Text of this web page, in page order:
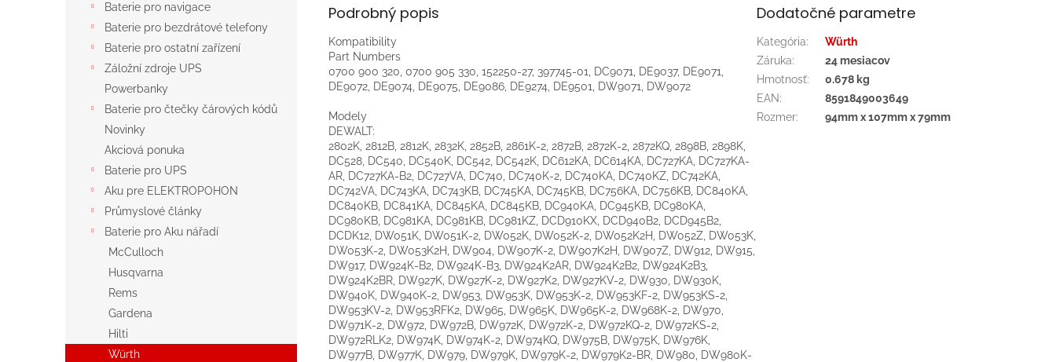
Baterie pro navigace
Baterie pro bezdrátové telefony
Baterie pro ostatní zařízení
Záložní zdroje UPS
Powerbanky
Baterie pro čtečky čárových kódů
Novinky
Akciová ponuka
Baterie pro UPS
Aku pre ELEKTROPOHON
Průmyslové články
Baterie pro Aku nářadí
McCulloch
Husqvarna
Rems
Gardena
Hilti
Würth
Podrobný popis
Kompatibility
Part Numbers
0700 900 320, 0700 905 330, 152250-27, 397745-01, DC9071, DE9037, DE9071,
DE9072, DE9074, DE9075, DE9086, DE9274, DE9501, DW9071, DW9072
Modely
DEWALT:
2802K, 2812B, 2812K, 2832K, 2852B, 2861K-2, 2872B, 2872K-2, 2872KQ, 2898B, 2898K,
DC528, DC540, DC540K, DC542, DC542K, DC612KA, DC614KA, DC727KA, DC727KA-
AR, DC727KA-B2, DC727VA, DC740, DC740K-2, DC740KA, DC740KZ, DC742KA,
DC742VA, DC743KA, DC743KB, DC745KA, DC745KB, DC756KA, DC756KB, DC840KA,
DC840KB, DC841KA, DC845KA, DC845KB, DC940KA, DC945KB, DC980KA,
DC980KB, DC981KA, DC981KB, DC981KZ, DCD910KX, DCD940B2, DCD945B2,
DCDK12, DW051K, DW051K-2, DW052K, DW052K-2, DW052K2H, DW052Z, DW053K,
DW053K-2, DW053K2H, DW904, DW907K-2, DW907K2H, DW907Z, DW912, DW915,
DW917, DW924K-B2, DW924K-B3, DW924K2AR, DW924K2B2, DW924K2B3,
DW924K2BR, DW927K, DW927K-2, DW927K2, DW927KV-2, DW930, DW930K,
DW940K, DW940K-2, DW953, DW953K, DW953K-2, DW953KF-2, DW953KS-2,
DW953KV-2, DW953RFK2, DW965, DW965K, DW965K-2, DW968K-2, DW970,
DW971K-2, DW972, DW972B, DW972K, DW972K-2, DW972KQ-2, DW972KS-2,
DW972RLK2, DW974K, DW974K-2, DW974KQ, DW975B, DW975K, DW976K,
DW977B, DW977K, DW979, DW979K, DW979K-2, DW979K2-BR, DW980, DW980K-
Dodatočné parametre
Kategória:
Würth
Záruka:
24 mesiacov
Hmotnosť:
0.678 kg
EAN:
8591849003649
Rozmer: 94mm x 107mm x 79mm